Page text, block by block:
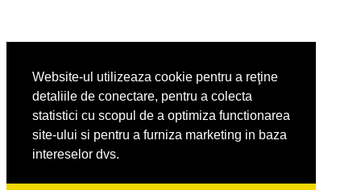
Website-ul utilizeaza cookie pentru a reţine
detaliile de conectare, pentru a colecta
statistici cu scopul de a optimiza functionarea
site-ului si pentru a furniza marketing in baza
intereselor dvs.